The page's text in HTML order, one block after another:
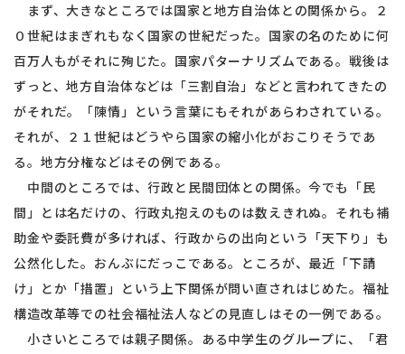
まず、大きなところでは国家と地方自治体との関係から。２
０世紀はまぎれもなく国家の世紀だった。国家の名のために何
百万人もがそれに殉じた。国家パターナリズムである。戦後は
ずっと、地方自治体などは「三割自治」などと言われてきたの
がそれだ。「陳情」という言葉にもそれがあらわされている。
それが、２１世紀はどうやら国家の縮小化がおこりそうであ
る。地方分権などはその例である。
中間のところでは、行政と民間団体との関係。今でも「民
間」とは名だけの、行政丸抱えのものは数えきれぬ。それも補
助金や委託費が多ければ、行政からの出向という「天下り」も
公然化した。おんぶにだっこである。ところが、最近「下請
け」とか「措置」という上下関係が問い直されはじめた。福祉
構造改革等での社会福祉法人などの見直しはその一例である。
小さいところでは親子関係。ある中学生のグループに、「君